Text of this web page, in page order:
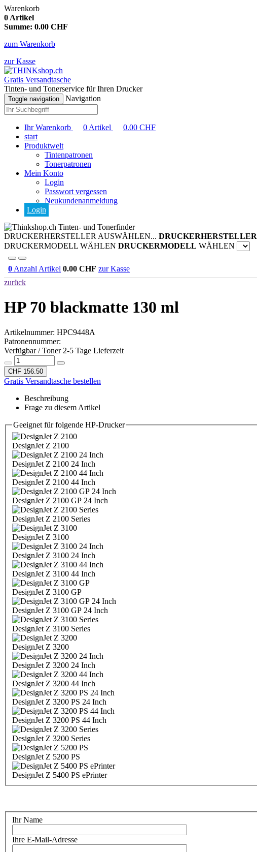
Warenkorb
0 Artikel
Summe: 0.00 CHF
zum Warenkorb
zur Kasse
Gratis Versandtasche
Tinten- und Tonerservice für Ihren Drucker
Toggle navigation Navigation
Ihr Warenkorb 0 Artikel 0.00 CHF
start
Produktwelt
Tintenpatronen
Tonerpatronen
Mein Konto
Login
Passwort vergessen
Neukundenanmeldung
Login
Tinten- und Tonerfinder
DRUCKERHERSTELLER AUSWÄHLEN... DRUCKERHERSTELLER
DRUCKERMODELL WÄHLEN DRUCKERMODELL WÄHLEN
0 Anzahl Artikel 0.00 CHF zur Kasse
zurück
HP 70 blackmatte 130 ml
Artikelnummer: HPC9448A
Patronennummer:
Verfügbar / Toner 2-5 Tage Lieferzeit
CHF 156.50
Gratis Versandtasche bestellen
Beschreibung
Frage zu diesem Artikel
Geeignet für folgende HP-Drucker
DesignJet Z 2100
DesignJet Z 2100 24 Inch
DesignJet Z 2100 44 Inch
DesignJet Z 2100 GP 24 Inch
DesignJet Z 2100 Series
DesignJet Z 3100
DesignJet Z 3100 24 Inch
DesignJet Z 3100 44 Inch
DesignJet Z 3100 GP
DesignJet Z 3100 GP 24 Inch
DesignJet Z 3100 Series
DesignJet Z 3200
DesignJet Z 3200 24 Inch
DesignJet Z 3200 44 Inch
DesignJet Z 3200 PS 24 Inch
DesignJet Z 3200 PS 44 Inch
DesignJet Z 3200 Series
DesignJet Z 5200 PS
DesignJet Z 5400 PS ePrinter
Ihr Name
Ihre E-Mail-Adresse